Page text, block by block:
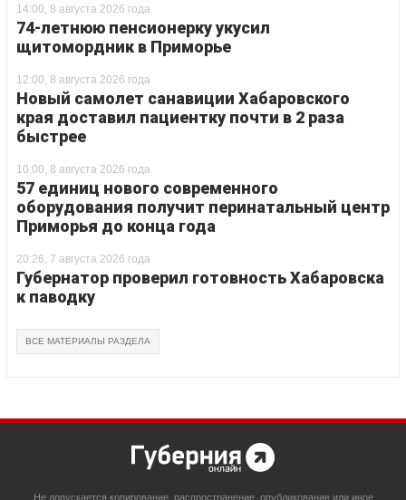
14:00, 8 августа 2026 года
74-летнюю пенсионерку укусил
щитомордник в Приморье
12:00, 8 августа 2026 года
Новый самолет санавиции Хабаровского
края доставил пациентку почти в 2 раза
быстрее
10:00, 8 августа 2026 года
57 единиц нового современного
оборудования получит перинатальный центр
Приморья до конца года
20:26, 7 августа 2026 года
Губернатор проверил готовность Хабаровска
к паводку
ВСЕ МАТЕРИАЛЫ РАЗДЕЛА
Не допускается копирование, распространение, опубликование или иное